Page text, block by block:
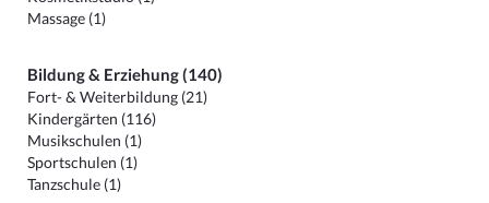
Massage (1)
Bildung & Erziehung (140)
Fort- & Weiterbildung (21)
Kindergärten (116)
Musikschulen (1)
Sportschulen (1)
Tanzschule (1)